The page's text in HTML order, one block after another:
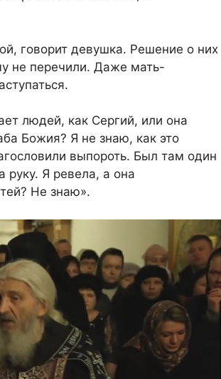
говорит девушка. Решение о них
не перечили. Даже мать-
людей, как Сергий, или она
Божия? Я не знаю, как это
выпороть. Был там один
руку. Я ревела, а она
Не знаю».